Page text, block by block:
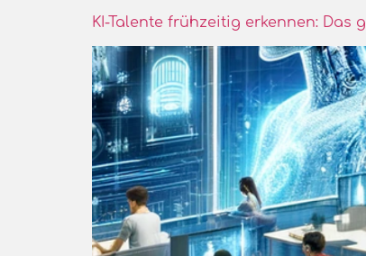
KI-Talente frühzeitig erkennen: Das